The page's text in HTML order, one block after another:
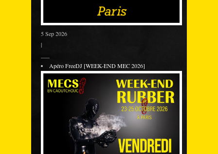
5 Sep 2026
|
Apéro FreeDJ [WEEK-END MEC 2026]